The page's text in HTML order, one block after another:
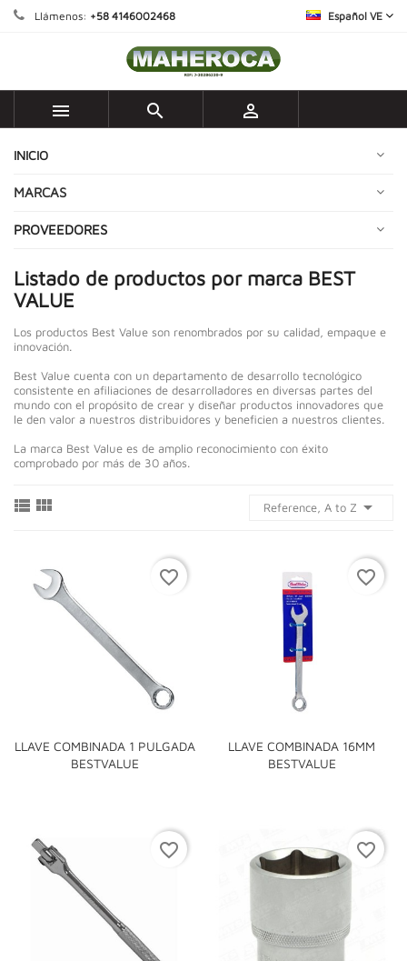
Llámenos: +58 4146002468 Español VE
  
INICIO
MARCAS
PROVEEDORES
Listado de productos por marca BEST
VALUE
Los productos Best Value son renombrados por su calidad, empaque e
innovación.
Best Value cuenta con un departamento de desarrollo tecnológico
consistente en afiliaciones de desarrolladores en diversas partes del
mundo con el propósito de crear y diseñar productos innovadores que
le den valor a nuestros distribuidores y beneficien a nuestros clientes.
La marca Best Value es de amplio reconocimiento con éxito
comprobado por más de 30 años.
  Reference, A to Z 
LLAVE COMBINADA 1 PULGADA
BESTVALUE
favorite_border
LLAVE COMBINADA 16MM
BESTVALUE
favorite_border
favorite_border favorite_border